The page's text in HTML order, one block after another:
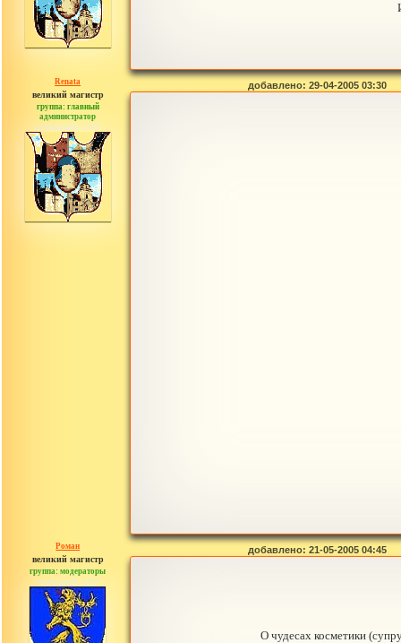
Renata
великий магистр
группа: главный
администратор
сообщений: 2765
добавлено: 29-04-2005 03:30
Роман
великий магистр
группа: модераторы
сообщений: 1557
добавлено: 21-05-2005 04:45
О чудесах косметики